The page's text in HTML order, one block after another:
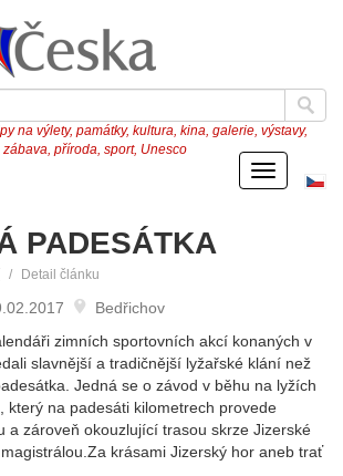
na výlety, památky, kultura, kina, galerie, výstavy,
zábava, příroda, sport, Unesco
Menu
PADESÁTKA
Detail článku
Bedřichov
zimních sportovních akcí konaných v
slavnější a tradičnější lyžařské klání než
Jedná se o závod v běhu na lyžích
který na padesáti kilometrech provede
a zároveň okouzlující trasou skrze Jizerské
krásami Jizerský hor aneb trať